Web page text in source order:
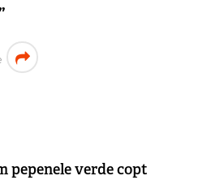
pepenele verde copt